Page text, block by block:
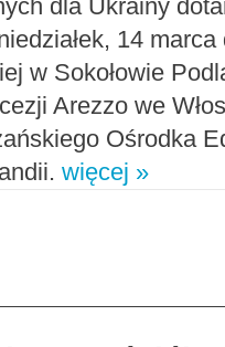
dla Ukrainy
14
w Sokołowie
Arezzo we
Ośrodka
więcej »